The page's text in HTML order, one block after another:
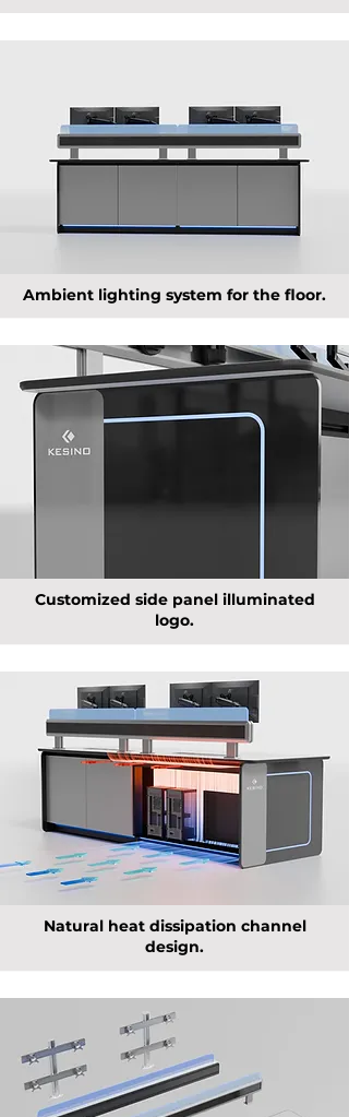
Ambient lighting system for the floor.
Customized side panel illuminated
logo.
Natural heat dissipation channel
design.